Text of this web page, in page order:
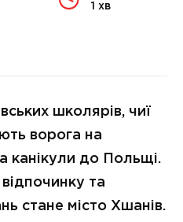
1 хв
школярів, чиї
ворога на
канікули до Польщі.
та
стане місто Хшанів.